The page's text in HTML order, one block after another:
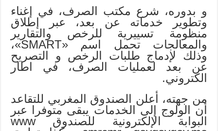
و بدوره، شرع مكتب الصرف، في إغناء
وتطوير خدماته عن بعد، عبر إطلاق
منظومة تسييرية للرخص والتقارير
والمعالجات تحمل اسم «SMART»،
وذلك لإدماج طلبات الرخص و التصريح
عن بعد لعمليات الصرف، في اطار
الكتروني.
من جهته، أعلن الصندوق المغربي للتقاعد
أن الولوج إلى الخدمات يبقى متوفرا عبر
البوابة الإلكترونية للصندوق www